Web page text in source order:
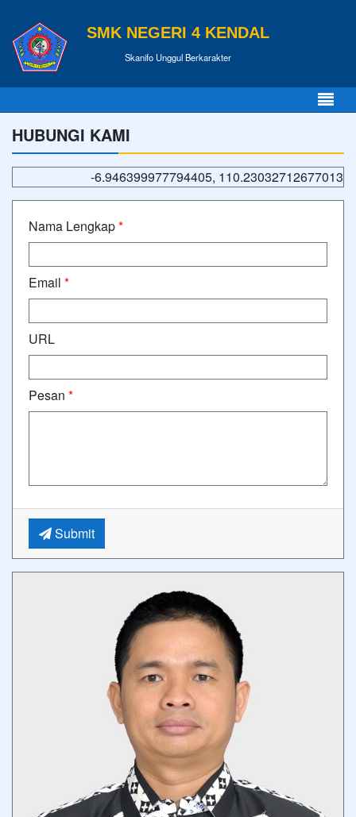
SMK NEGERI 4 KENDAL
Skanifo Unggul Berkarakter
HUBUNGI KAMI
-6.946399977794405, 110.23032712677013
Nama Lengkap*
Email *
URL
Pesan *
Submit